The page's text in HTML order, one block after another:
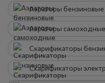
Аэраторы бензиновые
Аэраторы самоходные
Скарификаторы
Скарификаторы